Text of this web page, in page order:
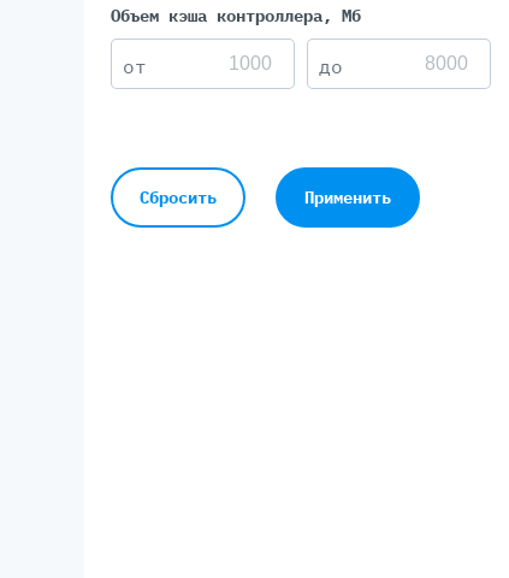
Объем кэша контроллера, Мб
Сбросить Применить